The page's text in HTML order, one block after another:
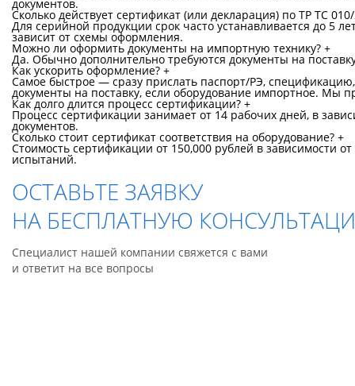
документов.
Сколько действует сертификат (или декларация) по ТР ТС
Для серийной продукции срок часто устанавливается до 5
зависит от схемы оформления.
Можно ли оформить документы на импортную технику? +
Да. Обычно дополнительно требуются документы на
Как ускорить оформление? +
Самое быстрое — сразу прислать паспорт/РЭ,
документы на поставку, если оборудование импортное.
Как долго длится процесс сертификации? +
Процесс сертификации занимает от 14 рабочих дней, в
документов.
Сколько стоит сертификат соответствия на оборудование? +
Стоимость сертификации от 150,000 рублей в зависимости
испытаний.
ОСТАВЬТЕ ЗАЯВКУ
НА БЕСПЛАТНУЮ
Специалист нашей компании свяжется с вами
и ответит на все вопросы